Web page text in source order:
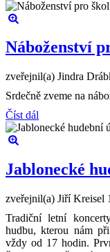
Náboženství
zveřejnil(a) Jindra
Srdečně zveme na
Číst dál
Jablonecké
zveřejnil(a) Jiří Kreisel
Tradiční letní
hudbu, kterou nám
vždy od 17 hodin.